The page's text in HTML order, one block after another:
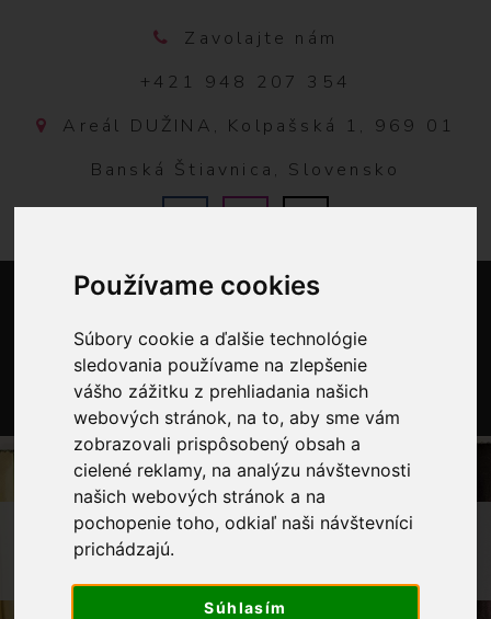
Používame cookies
Súbory cookie a ďalšie technológie
sledovania používame na zlepšenie
vášho zážitku z prehliadania našich
webových stránok, na to, aby sme vám
zobrazovali prispôsobený obsah a
cielené reklamy, na analýzu návštevnosti
našich webových stránok a na
pochopenie toho, odkiaľ naši návštevníci
prichádzajú.
Súhlasím
Zavolajte nám
+421 948 207 354
Areál DUŽINA, Kolpašská 1, 969 01
Banská Štiavnica, Slovensko
0
OBCHOD
VÝROBKY Z NAŠEJ DIELNE
BAVLNENÉ VRECÚŠKO NA CHLIEB -
KLÁSKY